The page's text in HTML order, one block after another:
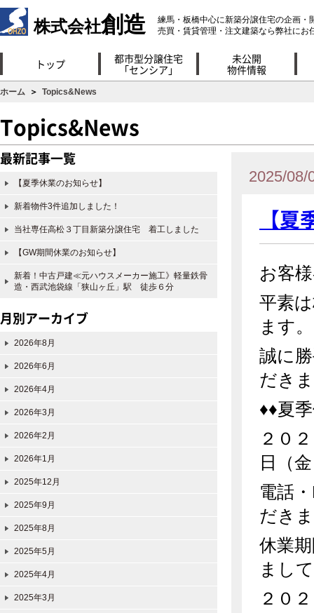
株式会社創造
練馬・板橋中心に新築分譲住宅の企画・
売買・賃貸管理・注文建築なら弊社にお
トップ
都市型分譲住宅
「センシア」
未公開
物件情報
ホーム ＞ Topics&News
Topics&News
2025/08/
【
お客
平素
ます。
誠に
だき
♦♦夏
２０
日（
電話
だき
休業
まし
２０
最新記事一覧
【夏季休業のお知らせ】
新着物件3件追加しました！
当社専任高松３丁目新築分譲住宅 着工しました
【GW期間休業のお知らせ】
新着！中古戸建≪元ハウスメーカー施工》軽量鉄骨
造・西武池袋線「狭山ヶ丘」駅 徒歩６分
月別アーカイブ
2026年8月
2026年6月
2026年4月
2026年3月
2026年2月
2026年1月
2025年12月
2025年9月
2025年8月
2025年5月
2025年4月
2025年3月